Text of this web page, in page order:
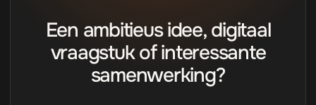
Een ambitieus idee, digitaal
vraagstuk of interessante
samenwerking?